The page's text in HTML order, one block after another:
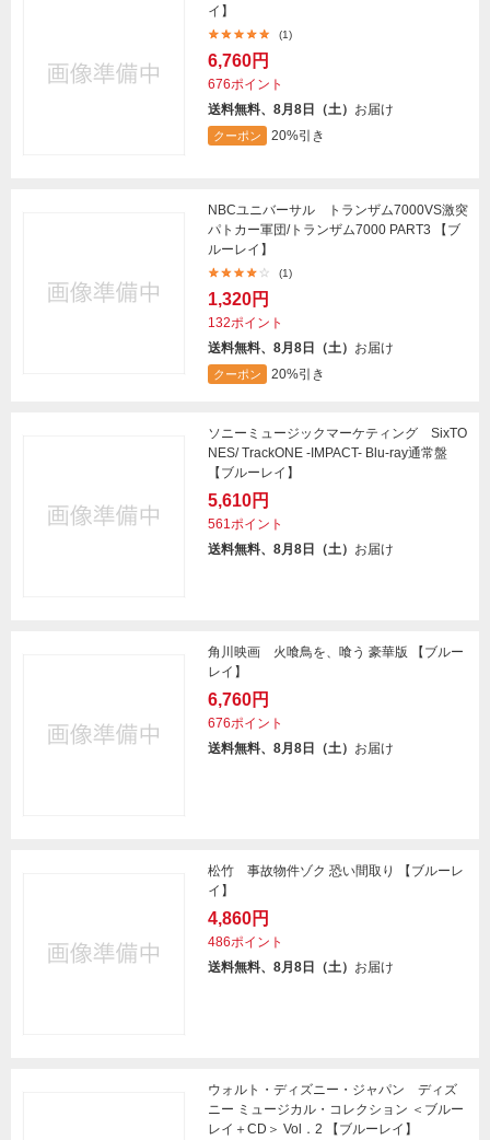
イ】
(1)
6,760円
676ポイント
送料無料、8月8日（土） お届け
クーポン 20%引き
NBCユニバーサル トランザム7000VS激突
パトカー軍団/トランザム7000 PART3 【ブ
ルーレイ】
(1)
1,320円
132ポイント
送料無料、8月8日（土） お届け
クーポン 20%引き
ソニーミュージックマーケティング SixTO
NES/ TrackONE -IMPACT- Blu-ray通常盤
【ブルーレイ】
5,610円
561ポイント
送料無料、8月8日（土） お届け
角川映画 火喰鳥を、喰う 豪華版 【ブルー
レイ】
6,760円
676ポイント
送料無料、8月8日（土） お届け
松竹 事故物件ゾク 恐い間取り 【ブルーレ
イ】
4,860円
486ポイント
送料無料、8月8日（土） お届け
ウォルト・ディズニー・ジャパン ディズ
ニー ミュージカル・コレクション ＜ブルー
レイ＋CD＞ Vol．2 【ブルーレイ】